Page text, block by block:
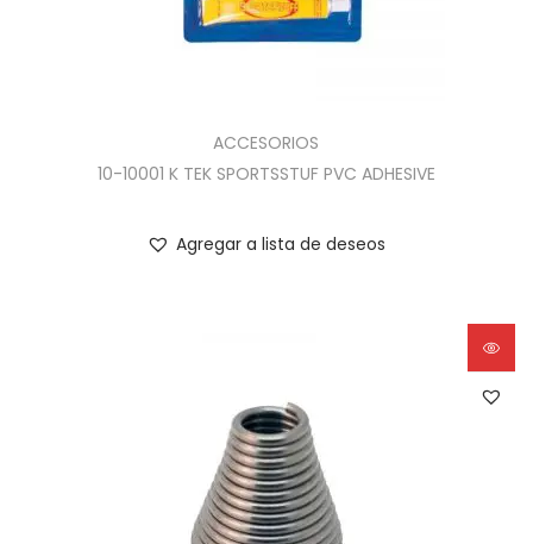
ACCESORIOS
10-10001 K TEK SPORTSSTUF PVC ADHESIVE
Agregar a lista de deseos